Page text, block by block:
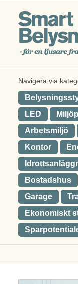
Navigera via
LED
Arbetsmiljö
Kontor
Bostadshus
Garage
Ekonomiskt